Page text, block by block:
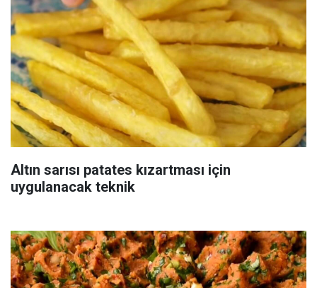
Altın sarısı patates kızartması için
uygulanacak teknik